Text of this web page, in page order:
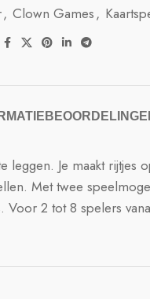
, Clown Games,
Je maakt rijtjes
Met twee
2 tot 8 spelers